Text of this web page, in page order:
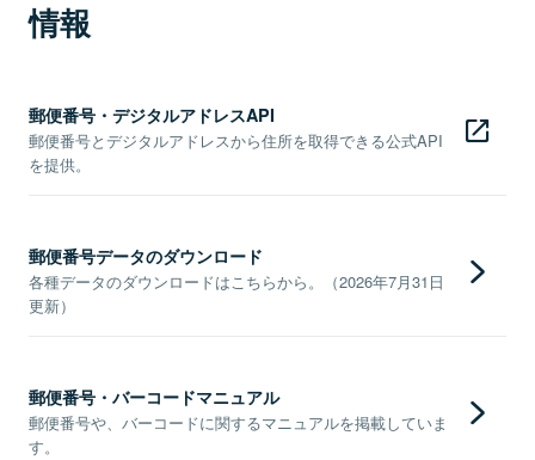
情報
郵便番号・デジタルアドレスAPI
郵便番号とデジタルアドレスから住所を取得できる公式API
を提供。
郵便番号データのダウンロード
各種データのダウンロードはこちらから。（2026年7月31日
更新）
郵便番号・バーコードマニュアル
郵便番号や、バーコードに関するマニュアルを掲載していま
す。